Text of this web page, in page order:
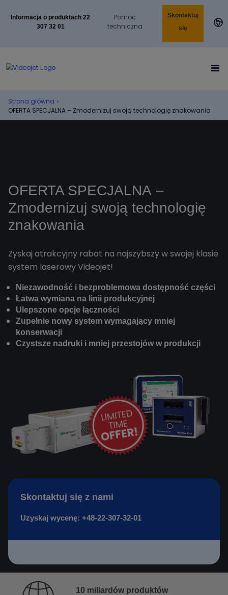
Informacja o produktach 22
307 32 01
Pomoc
techniczna
Skontaktuj
się
Strona główna ›
OFERTA SPECJALNA – Zmodernizuj swoją technologię znakowania
OFERTA SPECJALNA –
Zmodernizuj swoją technologię
znakowania
Zyskaj atrakcyjny rabat na najszybszy w swojej klasie
system laserowy Videojet!
Niezawodność i bezproblemowa dostępność części
Łatwa wymiana na linii produkcyjnej
Ulepszone opcje łączności
Zupełnie nowy system wymagający mniej
konserwacji
Czystsze nadruki i mniej przestojów w produkcji
Skontaktuj się z nami
Uzyskaj wycenę: +48-22-307-32-01
10 miliardów produktów